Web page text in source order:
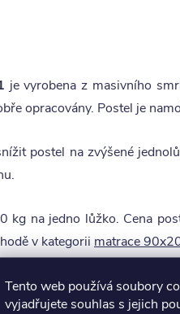
Tento web používá soubory
vyjadřujete souhlas s jejich
je vyrobena z masivního
opracovány. Postel je
postel na zvýšené
kg na jedno lůžko. Cena
v kategorii matrace